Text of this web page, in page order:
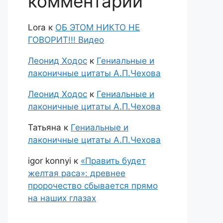
Lora к ОБ ЭТОМ НИКТО НЕ
ГОВОРИТ!!! Видео
Леонид Ходос к Гениальные и
лаконичные цитаты А.П.Чехова
Леонид Ходос к Гениальные и
лаконичные цитаты А.П.Чехова
Татьяна к Гениальные и
лаконичные цитаты А.П.Чехова
igor konnyi к «Править будет
желтая раса»: древнее
пророчество сбывается прямо
на наших глазах